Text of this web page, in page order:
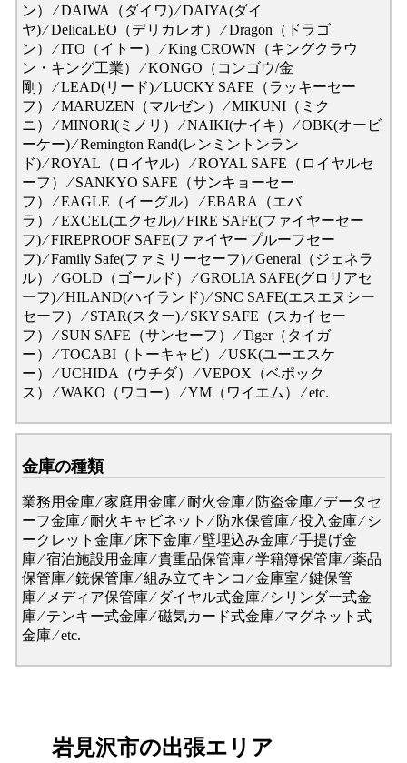
ン） ⁄ DAIWA（ダイワ) ⁄ DAIYA(ダイ
ヤ) ⁄ DelicaLEO（デリカレオ） ⁄ Dragon（ドラゴ
ン） ⁄ ITO（イトー） ⁄ King CROWN（キングクラウ
ン・キング工業） ⁄ KONGO（コンゴウ/金
剛） ⁄ LEAD(リード) ⁄ LUCKY SAFE（ラッキーセー
フ） ⁄ MARUZEN（マルゼン） ⁄ MIKUNI（ミク
ニ） ⁄ MINORI(ミノリ） ⁄ NAIKI(ナイキ） ⁄ OBK(オービ
ーケー) ⁄ Remington Rand(レンミントンラン
ド) ⁄ ROYAL（ロイヤル） ⁄ ROYAL SAFE（ロイヤルセ
ーフ） ⁄ SANKYO SAFE（サンキョーセー
フ） ⁄ EAGLE（イーグル） ⁄ EBARA（エバ
ラ） ⁄ EXCEL(エクセル) ⁄ FIRE SAFE(ファイヤーセー
フ) ⁄ FIREPROOF SAFE(ファイヤープルーフセー
フ) ⁄ Family Safe(ファミリーセーフ) ⁄ General（ジェネラ
ル） ⁄ GOLD（ゴールド） ⁄ GROLIA SAFE(グロリアセ
ーフ) ⁄ HILAND(ハイランド) ⁄ SNC SAFE(エスエヌシー
セーフ） ⁄ STAR(スター) ⁄ SKY SAFE（スカイセー
フ） ⁄ SUN SAFE（サンセーフ） ⁄ Tiger（タイガ
ー） ⁄ TOCABI（トーキャビ） ⁄ USK(ユーエスケ
ー） ⁄ UCHIDA（ウチダ） ⁄ VEPOX（ベポック
ス） ⁄ WAKO（ワコー） ⁄ YM（ワイエム） ⁄ etc.
金庫の種類
業務用金庫 ⁄ 家庭用金庫 ⁄ 耐火金庫 ⁄ 防盗金庫 ⁄ データセ
ーフ金庫 ⁄ 耐火キャビネット ⁄ 防水保管庫 ⁄ 投入金庫 ⁄ シ
ークレット金庫 ⁄ 床下金庫 ⁄ 壁埋込み金庫 ⁄ 手提げ金
庫 ⁄ 宿泊施設用金庫 ⁄ 貴重品保管庫 ⁄ 学籍簿保管庫 ⁄ 薬品
保管庫 ⁄ 銃保管庫 ⁄ 組み立てキンコ ⁄ 金庫室 ⁄ 鍵保管
庫 ⁄ メディア保管庫 ⁄ ダイヤル式金庫 ⁄ シリンダー式金
庫 ⁄ テンキー式金庫 ⁄ 磁気カード式金庫 ⁄ マグネット式
金庫 ⁄ etc.
岩見沢市の出張エリア